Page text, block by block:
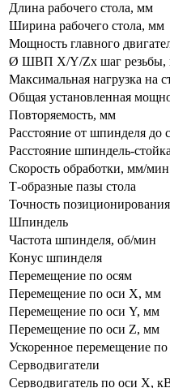
Длина рабочего стола, мм
Ширина рабочего стола, мм
Мощность главного
Ø ШВП X/Y/Zх шаг резьбы,
Максимальная нагрузка на
Общая установленная
Повторяемость, мм
Расстояние от шпинделя до
Расстояние шпиндель-
Скорость обработки, мм/мин
Т-образные пазы стола
Точность
Шпиндель
Частота шпинделя, об/мин
Конус шпинделя
Перемещение по осям
Перемещение по оси X, мм
Перемещение по оси Y, мм
Перемещение по оси Z, мм
Ускоренное перемещение
Серводвигатели
Серводвигатель по оси X,